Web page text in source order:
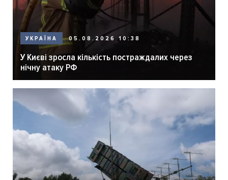
УКРАЇНА 05.08.2026 10:38
У Києві зросла кількість постраждалих через
нічну атаку РФ